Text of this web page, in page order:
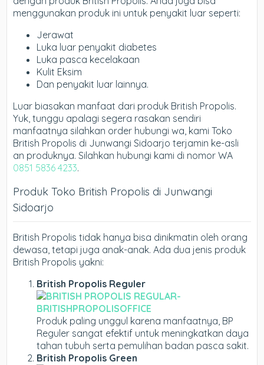
menggunakan produk ini untuk penyakit luar seperti:
Jerawat
Luka luar penyakit diabetes
Luka pasca kecelakaan
Kulit Eksim
Dan penyakit luar lainnya.
Luar biasakan manfaat dari produk British Propolis.
Yuk, tunggu apalagi segera rasakan sendiri
manfaatnya silahkan order hubungi wa, kami Toko
British Propolis di Junwangi Sidoarjo terjamin ke-asli
an produknya. Silahkan hubungi kami di nomor WA
0851 5836 4233.
Produk Toko British Propolis di Junwangi
Sidoarjo
British Propolis tidak hanya bisa dinikmatin oleh orang
dewasa, tetapi juga anak-anak. Ada dua jenis produk
British Propolis yakni:
British Propolis Reguler
Produk paling unggul karena manfaatnya, BP
Reguler sangat efektif untuk meningkatkan daya
tahan tubuh serta pemulihan badan pasca sakit.
British Propolis Green